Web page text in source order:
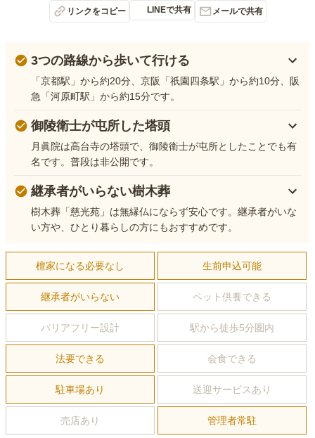
リンクをコピー LINEで共有 メールで共有
3つの路線から歩いて行ける
「京都駅」から約20分、京阪「祇園四条駅」から約10分、阪
急「河原町駅」から約15分です。
御陵衛士が屯所した塔頭
月眞院は高台寺の塔頭で、御陵衛士が屯所としたことでも有
名です。普段は非公開です。
継承者がいらない樹木葬
樹木葬「慈光苑」は無縁仏にならず安心です。継承者がいな
い方や、ひとり暮らしの方にもおすすめです。
檀家になる必要なし 生前申込可能
継承者がいらない ペット供養できる
バリアフリー設計 駅から徒歩5分圏内
法要できる 会食できる
駐車場あり 送迎サービスあり
売店あり 管理者常駐